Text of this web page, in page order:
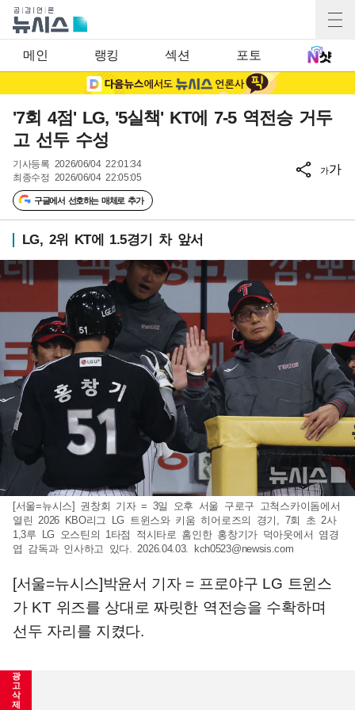
메인 랭킹 섹션 포토
'7회 4점' LG, '5실책' KT에 7-5 역전승 거두
고 선두 수성
기사등록 2026/06/04 22:01:34
최종수정 2026/06/04 22:05:05
구글에서 선호하는 매체로 추가
가가
LG, 2위 KT에 1.5경기 차 앞서
[서울=뉴시스] 권창회 기자 = 3일 오후 서울 구로구 고척스카이돔에서
열린 2026 KBO리그 LG 트윈스와 키움 히어로즈의 경기, 7회 초 2사
1,3루 LG 오스틴의 1타점 적시타로 홈인한 홍창기가 덕아웃에서 염경
엽 감독과 인사하고 있다. 2026.04.03.
kch0523@newsis.com
[서울=뉴시스]박윤서 기자 = 프로야구 LG 트윈스가 KT
위즈를 상대로 짜릿한 역전승을 수확하며 선두 자리를
지켰다.
LG는 4일 수원 KT위즈파크에서 열린 2026 신한 쏠
KBO리그 KT와의 경기에서 7-5로 이겼다.
광
고
삭
제